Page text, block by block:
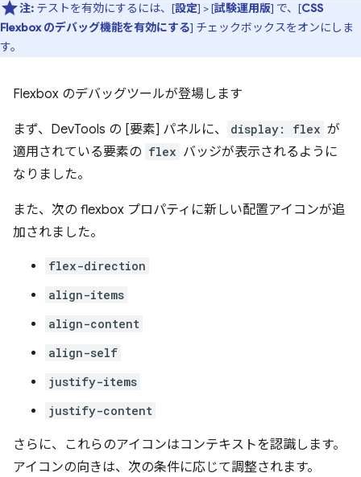
注: テストを有効にするには、[設定] > [試験運用版] で、[CSS
Flexbox のデバッグ機能を有効にする] チェックボックスをオンにしま
す。
Flexbox のデバッグツールが登場します
まず、DevTools の [要素] パネルに、 display: flex が
適用されている要素の flex バッジが表示されるように
なりました。
また、次の flexbox プロパティに新しい配置アイコンが追
加されました。
flex-direction
align-items
align-content
align-self
justify-items
justify-content
さらに、これらのアイコンはコンテキストを認識します。
アイコンの向きは、次の条件に応じて調整されます。